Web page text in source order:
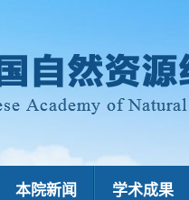
本院新闻 学术成果